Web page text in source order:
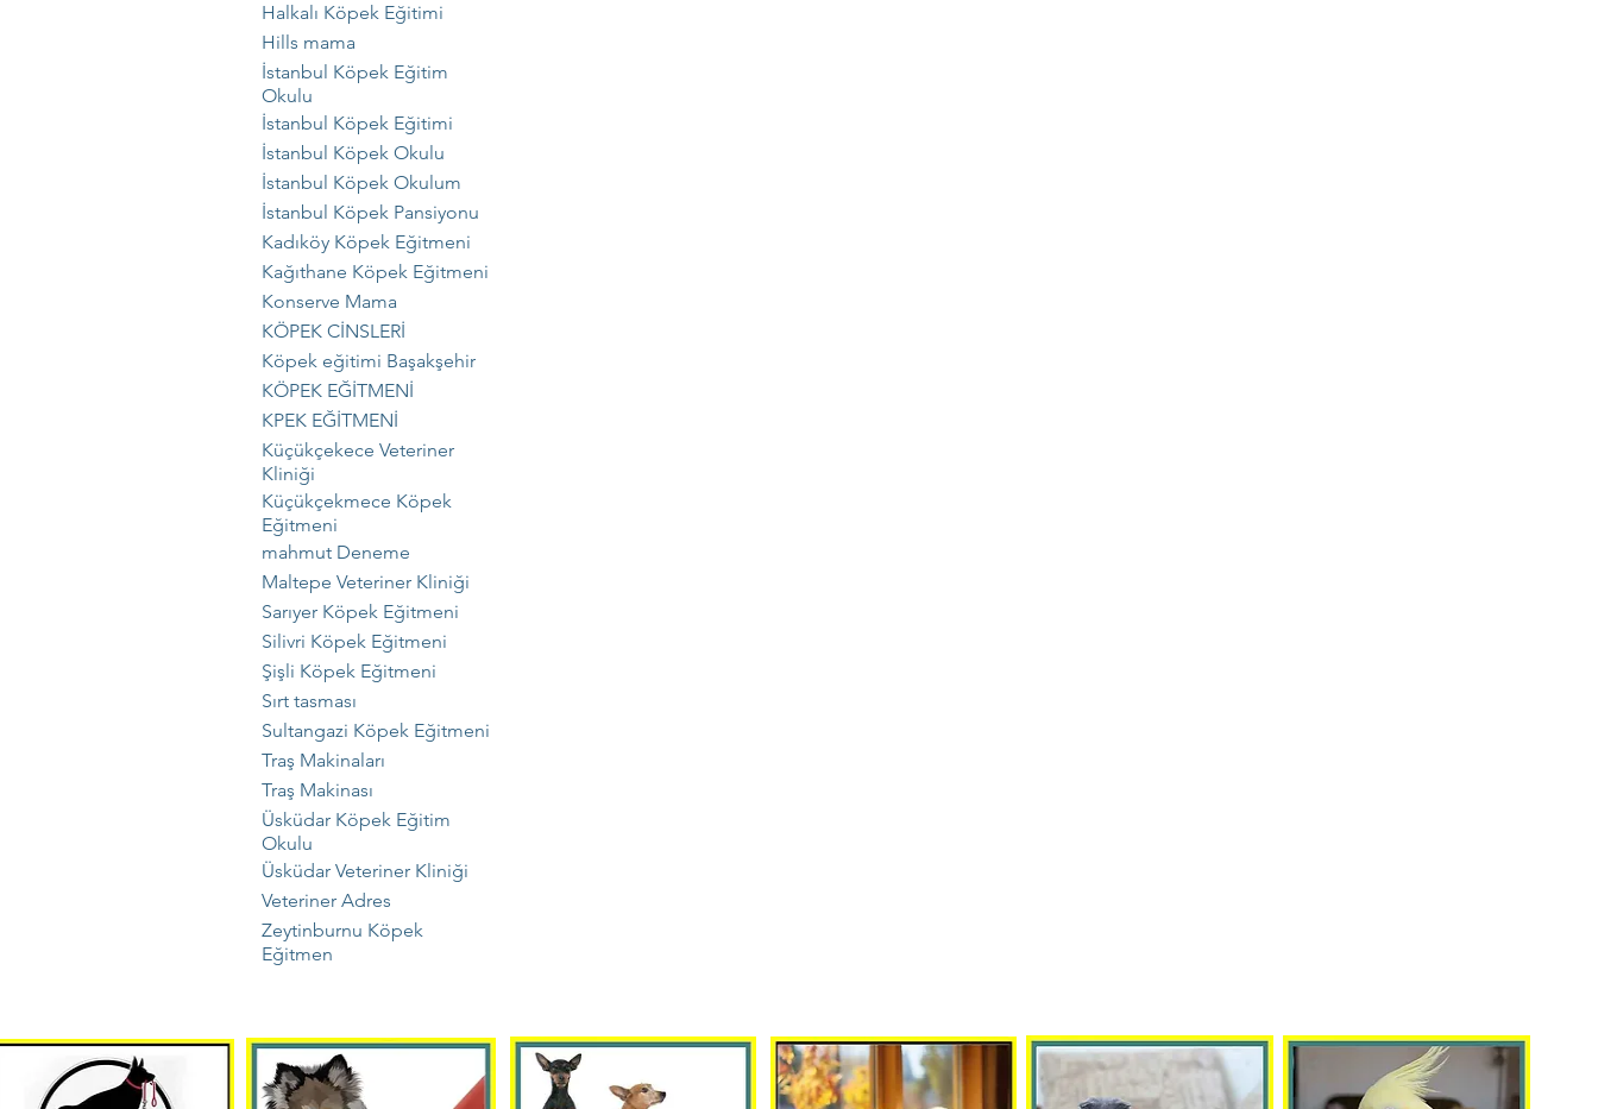
Halkalı Köpek Eğitimi
Hills mama
İstanbul Köpek Eğitim
Okulu
İstanbul Köpek Eğitimi
İstanbul Köpek Okulu
İstanbul Köpek Okulum
İstanbul Köpek Pansiyonu
Kadıköy Köpek Eğitmeni
Kağıthane Köpek Eğitmeni
Konserve Mama
KÖPEK CİNSLERİ
Köpek eğitimi Başakşehir
KÖPEK EĞİTMENİ
KPEK EĞİTMENİ
Küçükçekece Veteriner
Kliniği
Küçükçekmece Köpek
Eğitmeni
mahmut Deneme
Maltepe Veteriner Kliniği
Sarıyer Köpek Eğitmeni
Silivri Köpek Eğitmeni
Şişli Köpek Eğitmeni
Sırt tasması
Sultangazi Köpek Eğitmeni
Traş Makinaları
Traş Makinası
Üsküdar Köpek Eğitim
Okulu
Üsküdar Veteriner Kliniği
Veteriner Adres
Zeytinburnu Köpek
Eğitmen